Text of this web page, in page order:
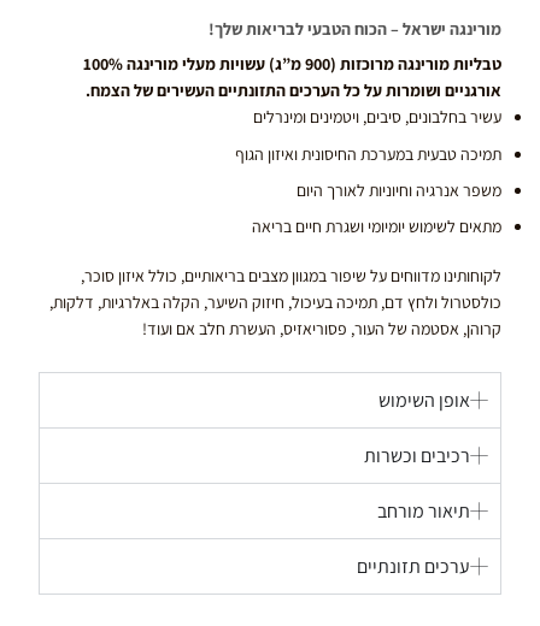
מורינגה ישראל – הכוח הטבעי לבריאות שלך!
טבליות מורינגה מרוכזות (900 מ”ג) עשויות מעלי מורינגה 100%
אורגניים ושומרות על כל הערכים התזונתיים העשירים של הצמח.
עשיר בחלבונים, סיבים, ויטמינים ומינרלים
תמיכה טבעית במערכת החיסונית ואיזון הגוף
משפר אנרגיה וחיוניות לאורך היום
מתאים לשימוש יומיומי ושגרת חיים בריאה
לקוחותינו מדווחים על שיפור במגוון מצבים בריאותיים, כולל איזון סוכר,
כולסטרול ולחץ דם, תמיכה בעיכול, חיזוק השיער, הקלה באלרגיות, דלקות,
קרוהן, אסטמה של העור, פסוריאזיס, העשרת חלב אם ועוד!
אופן השימוש
רכיבים וכשרות
תיאור מורחב
ערכים תזונתיים